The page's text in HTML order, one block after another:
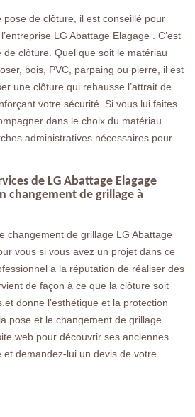
pose de clôture, il est conseillé pour
LG Abattage Elagage . C’est
clôture. Quel que soit le matériau
bois, PVC, parpaing ou pierre, il est
une clôture qui rehausse l’attrait de
votre sécurité. Si vous lui faites
dans le choix du matériau
administratives nécessaires pour
de LG Abattage Elagage
changement de grillage à
changement de grillage LG Abattage
vous si vous avez un projet dans ce
a la réputation de réaliser des
de façon à ce que la clôture soit
donne l’esthétique et la protection
pose et le changement de grillage.
web pour découvrir ses anciennes
et demandez-lui un devis de votre